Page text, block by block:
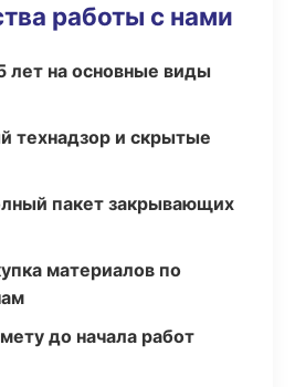
работы с нами
лет на основные виды
технадзор и скрытые
пакет закрывающих
материалов по
до начала работ